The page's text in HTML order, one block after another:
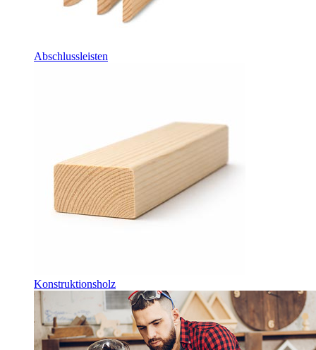
Abschlussleisten
Konstruktionsholz